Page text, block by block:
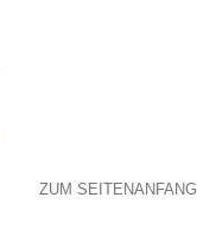
ZUM SEITENANFANG